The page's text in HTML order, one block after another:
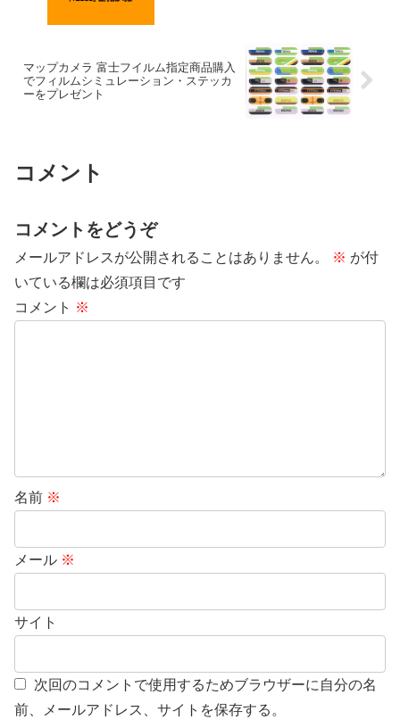
マップカメラ 富士フイルム指定商品購入
でフィルムシミュレーション・ステッカ
ーをプレゼント
コメント
コメントをどうぞ
メールアドレスが公開されることはありません。 ※ が付
いている欄は必須項目です
コメント ※
名前 ※
メール ※
サイト
次回のコメントで使用するためブラウザーに自分の名
前、メールアドレス、サイトを保存する。